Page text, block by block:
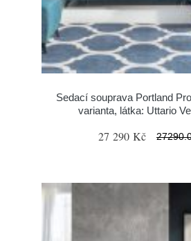
Sedací souprava Portland
varianta, látka: Uttario
27 290 Kč